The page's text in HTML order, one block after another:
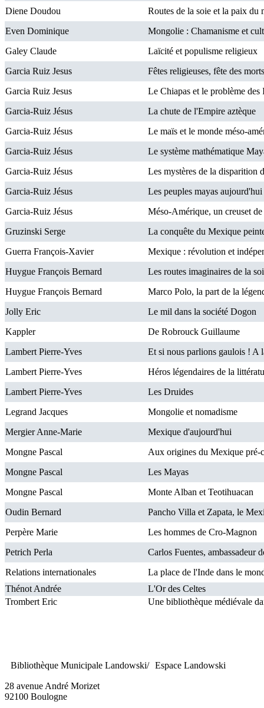
Diene Doudou
Routes de la soie et la paix du
Even Dominique
Mongolie : Chamanisme et
Galey Claude
Laïcité et populisme religieux
Garcia Ruiz Jesus
Fêtes religieuses, fête des
Garcia Ruiz Jesus
Le Chiapas et le problème des
Garcia-Ruiz Jésus
La chute de l'Empire aztèque
Garcia-Ruiz Jésus
Le maïs et le monde méso-
Garcia-Ruiz Jésus
Le système mathématique
Garcia-Ruiz Jésus
Les mystères de la disparition
Garcia-Ruiz Jésus
Les peuples mayas
Garcia-Ruiz Jésus
Méso-Amérique, un creuset
Gruzinski Serge
La conquête du Mexique
Guerra François-Xavier
Mexique : révolution et
Huygue François Bernard
Les routes imaginaires de la
Huygue François Bernard
Marco Polo, la part de la
Jolly Eric
Le mil dans la société Dogon
Kappler
De Robrouck Guillaume
Lambert Pierre-Yves
Et si nous parlions gaulois ! A
Lambert Pierre-Yves
Héros légendaires de la
Lambert Pierre-Yves
Les Druides
Legrand Jacques
Mongolie et nomadisme
Mergier Anne-Marie
Mexique d'aujourd'hui
Mongne Pascal
Aux origines du Mexique pré-
Mongne Pascal
Les Mayas
Mongne Pascal
Monte Alban et Teotihuacan
Oudin Bernard
Pancho Villa et Zapata, le
Perpère Marie
Les hommes de Cro-Magnon
Petrich Perla
Carlos Fuentes, ambassadeur
Relations internationales
La place de l'Inde dans le
Thénot Andrée
L'Or des Celtes
Trombert Eric
Une bibliothèque médiévale
Bibliothèque Municipale Landowski/ Espace Landowski
28 avenue André Morizet
92100 Boulogne